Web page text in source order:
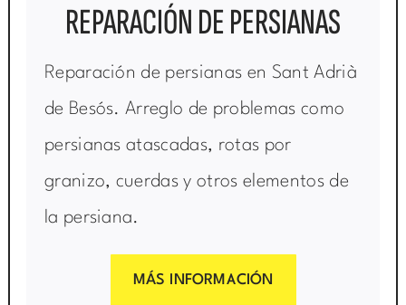
REPARACIÓN DE PERSIANAS
Reparación de persianas en Sant Adrià
de Besós. Arreglo de problemas como
persianas atascadas, rotas por
granizo, cuerdas y otros elementos de
la persiana.
MÁS INFORMACIÓN